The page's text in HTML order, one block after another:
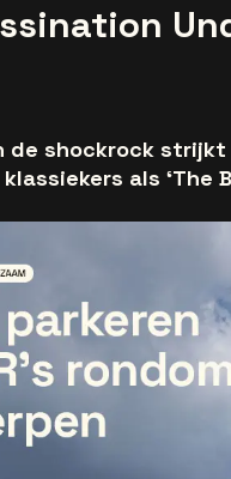
de shockrock
als